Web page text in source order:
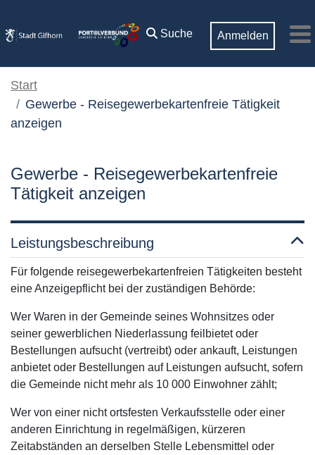
Suche Anmelden
Start
Gewerbe - Reisegewerbekartenfreie Tätigkeit
anzeigen
Gewerbe - Reisegewerbekartenfreie
Tätigkeit anzeigen
Leistungsbeschreibung
Für folgende reisegewerbekartenfreien Tätigkeiten besteht
eine Anzeigepflicht bei der zuständigen Behörde:
Wer Waren in der Gemeinde seines Wohnsitzes oder
seiner gewerblichen Niederlassung feilbietet oder
Bestellungen aufsucht (vertreibt) oder ankauft, Leistungen
anbietet oder Bestellungen auf Leistungen aufsucht, sofern
die Gemeinde nicht mehr als 10 000 Einwohner zählt;
Wer von einer nicht ortsfesten Verkaufsstelle oder einer
anderen Einrichtung in regelmäßigen, kürzeren
Zeitabständen an derselben Stelle Lebensmittel oder